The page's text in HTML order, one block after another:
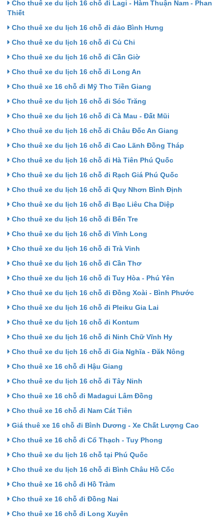
Cho thuê xe du lịch 16 chỗ đi Lagi - Hàm Thuận Nam - Phan
Thiết
Cho thuê xe du lịch 16 chỗ đi đảo Bình Hưng
Cho thuê xe du lịch 16 chỗ đi Củ Chi
Cho thuê xe du lịch 16 chỗ đi Cần Giờ
Cho thuê xe du lịch 16 chỗ đi Long An
Cho thuê xe 16 chỗ đi Mỹ Tho Tiền Giang
Cho thuê xe du lịch 16 chỗ đi Sóc Trăng
Cho thuê xe du lịch 16 chỗ đi Cà Mau - Đất Mũi
Cho thuê xe du lịch 16 chỗ đi Châu Đốc An Giang
Cho thuê xe du lịch 16 chỗ đi Cao Lãnh Đồng Tháp
Cho thuê xe du lịch 16 chỗ đi Hà Tiên Phú Quốc
Cho thuê xe du lịch 16 chỗ đi Rạch Giá Phú Quốc
Cho thuê xe du lịch 16 chỗ đi Quy Nhơn Bình Định
Cho thuê xe du lịch 16 chỗ đi Bạc Liêu Cha Diệp
Cho thuê xe du lịch 16 chỗ đi Bến Tre
Cho thuê xe du lịch 16 chỗ đi Vĩnh Long
Cho thuê xe du lịch 16 chỗ đi Trà Vinh
Cho thuê xe du lịch 16 chỗ đi Cần Thơ
Cho thuê xe du lịch 16 chỗ đi Tuy Hòa - Phú Yên
Cho thuê xe du lịch 16 chỗ đi Đồng Xoài - Bình Phước
Cho thuê xe du lịch 16 chỗ đi Pleiku Gia Lai
Cho thuê xe du lịch 16 chỗ đi Kontum
Cho thuê xe du lịch 16 chỗ đi Ninh Chữ Vĩnh Hy
Cho thuê xe du lịch 16 chỗ đi Gia Nghĩa - Đăk Nông
Cho thuê xe 16 chỗ đi Hậu Giang
Cho thuê xe du lịch 16 chỗ đi Tây Ninh
Cho thuê xe 16 chỗ đi Madagui Lâm Đồng
Cho thuê xe 16 chỗ đi Nam Cát Tiên
Giá thuê xe 16 chỗ đi Bình Dương - Xe Chất Lượng Cao
Cho thuê xe 16 chỗ đi Cổ Thạch - Tuy Phong
Cho thuê xe du lịch 16 chỗ tại Phú Quốc
Cho thuê xe du lịch 16 chỗ đi Bình Châu Hồ Cốc
Cho thuê xe 16 chỗ đi Hồ Tràm
Cho thuê xe 16 chỗ đi Đồng Nai
Cho thuê xe 16 chỗ đi Long Xuyên